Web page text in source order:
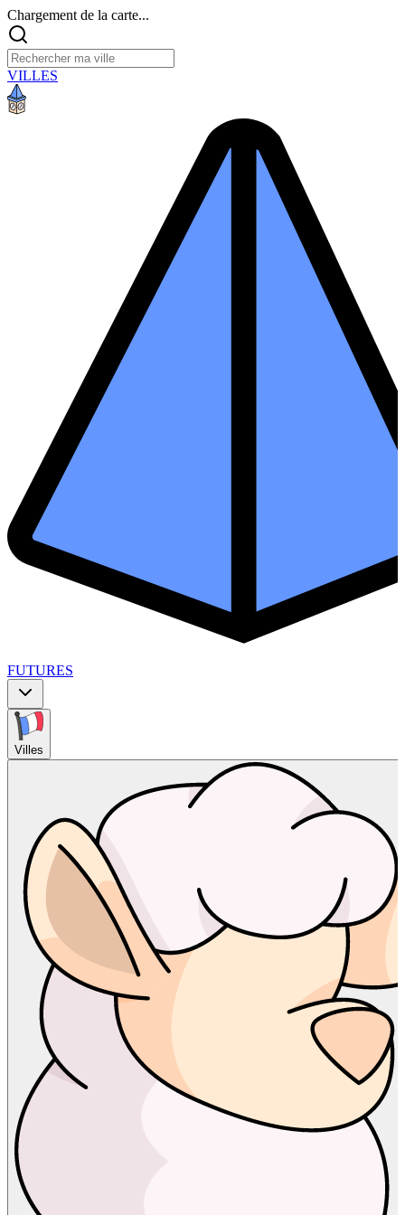
Chargement de la carte...
VILLES
FUTURES
Villes